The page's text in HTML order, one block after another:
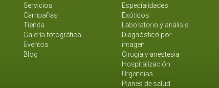
Servicios
Campañas
Tienda
Galería fotográfica
Eventos
Blog
Especialidades
Exóticos
Laboratorio y análisis
Diagnóstico por
imagen
Cirugía y anestesia
Hospitalización
Urgencias
Planes de salud